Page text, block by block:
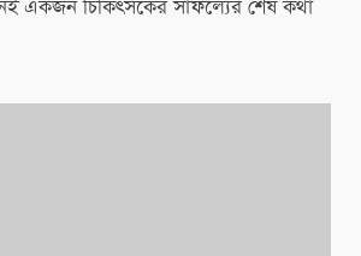
একজন চিকিৎসকের সাফল্যের শেষ কথা